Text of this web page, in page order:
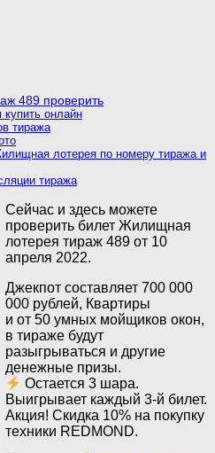
489 проверить
онлайн
тиража
лотерея по номеру тиража и
тиража
Сейчас и здесь можете
проверить билет Жилищная
лотерея тираж 489 от 10
апреля 2022.
Джекпот составляет 700 000
000 рублей, Квартиры
и от 50 умных мойщиков окон,
в тираже будут
разыгрываться и другие
денежные призы.
Остается 3 шара.
Выигрывает каждый 3-й билет.
Акция! Скидка 10% на покупку
техники REDMOND.